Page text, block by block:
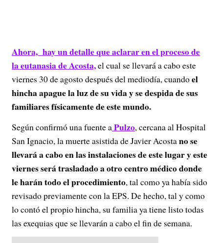
Ahora, hay un detalle que aclarar en el proceso de
la eutanasia de Acosta,el cual se llevará a cabo este
viernes 30 de agosto después del mediodía, cuandoel
hincha apague la luz de su vida y se despida de sus
familiares físicamente de este mundo.
Según confirmó una fuente aPulzo, cercana al Hospital
San Ignacio, la muerte asistida de Javier Acostano se
llevará a cabo en las instalaciones de este lugar y este
viernes será trasladado a otro centro médico donde
le harán todo el procedimiento, tal como ya había sido
revisado previamente con la EPS. De hecho, tal y como
lo contó el propio hincha, su familia ya tiene listo todas
las exequias que se llevarán a cabo el fin de semana.